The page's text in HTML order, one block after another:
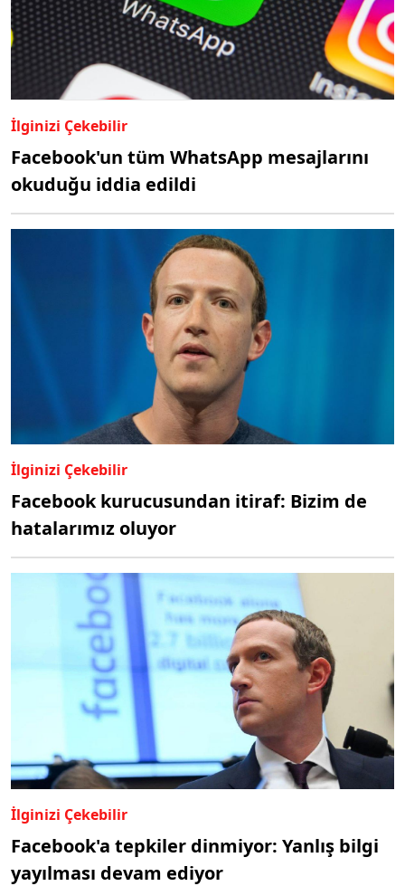
İlginizi Çekebilir
Facebook'un tüm WhatsApp mesajlarını
okuduğu iddia edildi
İlginizi Çekebilir
Facebook kurucusundan itiraf: Bizim de
hatalarımız oluyor
İlginizi Çekebilir
Facebook'a tepkiler dinmiyor: Yanlış bilgi
yayılması devam ediyor